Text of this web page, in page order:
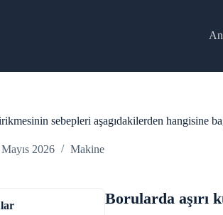
sebepleri aşagıdakilerden hangisine
2026 Makine
Borularda aşırı